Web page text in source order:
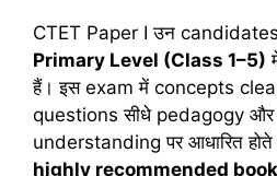
CTET Paper I उन candidates
Primary Level (Class 1–5)
हैं। इस exam में concepts clear
questions सीधे pedagogy
understanding पर आधारित
highly recommended